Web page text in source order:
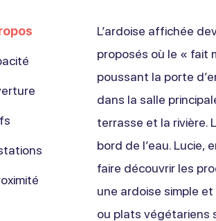
L’ardoise affichée
proposés où le « fait
poussant la porte
dans la salle
terrasse et la rivière.
bord de l’eau. Lucie,
faire découvrir les
une ardoise simple
ou plats végétariens